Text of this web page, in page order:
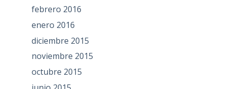
febrero 2016
enero 2016
diciembre 2015
noviembre 2015
octubre 2015